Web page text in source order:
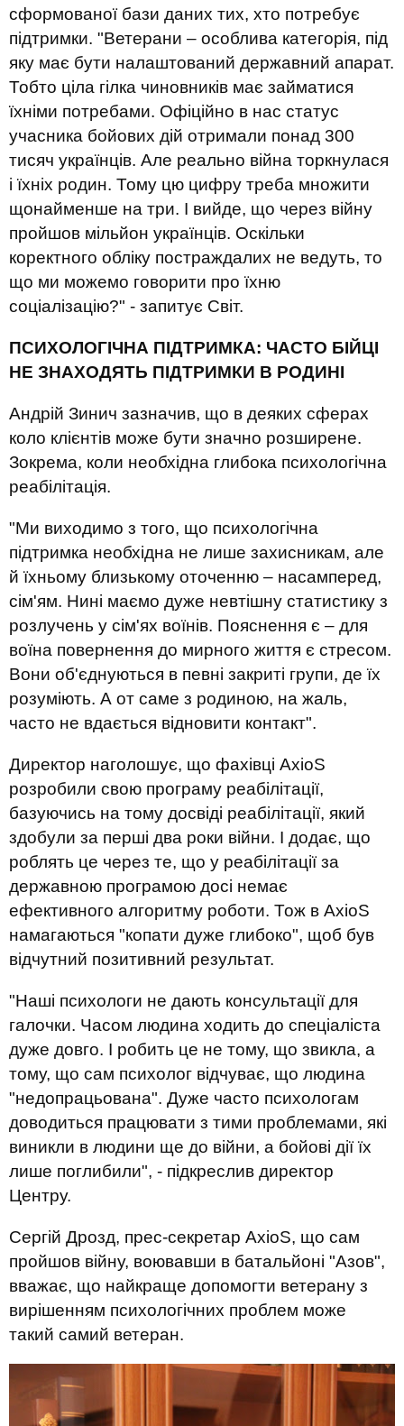
сформованої бази даних тих, хто потребує
підтримки. "Ветерани – особлива категорія, під
яку має бути налаштований державний апарат.
Тобто ціла гілка чиновників має займатися
їхніми потребами. Офіційно в нас статус
учасника бойових дій отримали понад 300
тисяч українців. Але реально війна торкнулася
і їхніх родин. Тому цю цифру треба множити
щонайменше на три. І вийде, що через війну
пройшов мільйон українців. Оскільки
коректного обліку постраждалих не ведуть, то
що ми можемо говорити про їхню
соціалізацію?" - запитує Світ.
ПСИХОЛОГІЧНА ПІДТРИМКА: ЧАСТО БІЙЦІ
НЕ ЗНАХОДЯТЬ ПІДТРИМКИ В РОДИНІ
Андрій Зинич зазначив, що в деяких сферах
коло клієнтів може бути значно розширене.
Зокрема, коли необхідна глибока психологічна
реабілітація.
"Ми виходимо з того, що психологічна
підтримка необхідна не лише захисникам, але
й їхньому близькому оточенню – насамперед,
сім'ям. Нині маємо дуже невтішну статистику з
розлучень у сім'ях воїнів. Пояснення є – для
воїна повернення до мирного життя є стресом.
Вони об'єднуються в певні закриті групи, де їх
розуміють. А от саме з родиною, на жаль,
часто не вдається відновити контакт".
Директор наголошує, що фахівці AxioS
розробили свою програму реабілітації,
базуючись на тому досвіді реабілітації, який
здобули за перші два роки війни. І додає, що
роблять це через те, що у реабілітації за
державною програмою досі немає
ефективного алгоритму роботи. Тож в AxioS
намагаються "копати дуже глибоко", щоб був
відчутний позитивний результат.
"Наші психологи не дають консультації для
галочки. Часом людина ходить до спеціаліста
дуже довго. І робить це не тому, що звикла, а
тому, що сам психолог відчуває, що людина
"недопрацьована". Дуже часто психологам
доводиться працювати з тими проблемами, які
виникли в людини ще до війни, а бойові дії їх
лише поглибили", - підкреслив директор
Центру.
Сергій Дрозд, прес-секретар AxioS, що сам
пройшов війну, воювавши в батальйоні "Азов",
вважає, що найкраще допомогти ветерану з
вирішенням психологічних проблем може
такий самий ветеран.